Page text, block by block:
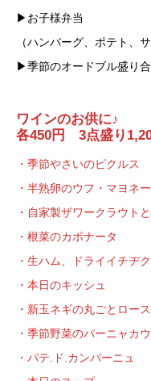
▶︎お子様弁
（ハンバーグ、ポテト、
▶︎季節のオードブル
ワインのお供に♪
各450円 3点盛り
・季節やさいのピクルス
・半熟卵のウフ・マヨネ
・自家製ザワークラウト
・根菜のカポナータ
・生ハム、ドライイチヂ
・本日のキッシュ
・新玉ネギの丸ごとロース
・季節野菜のバーニャカ
・本日のスープ